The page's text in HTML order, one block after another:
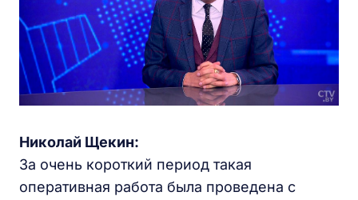
Николай Щекин:
За очень короткий период такая
оперативная работа была проведена с